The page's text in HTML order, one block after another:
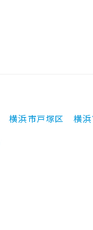
横浜市戸塚区
横